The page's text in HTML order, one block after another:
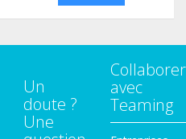
Un
doute ?
Une
Collaborer
avec
Teaming